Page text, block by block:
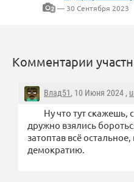
2 — 30 Сентября 2023
Комментарии
Влад51, 10 Июня 2024 ,
Ну что тут скажешь,
дружно взялись
затоптав всё
демократию.